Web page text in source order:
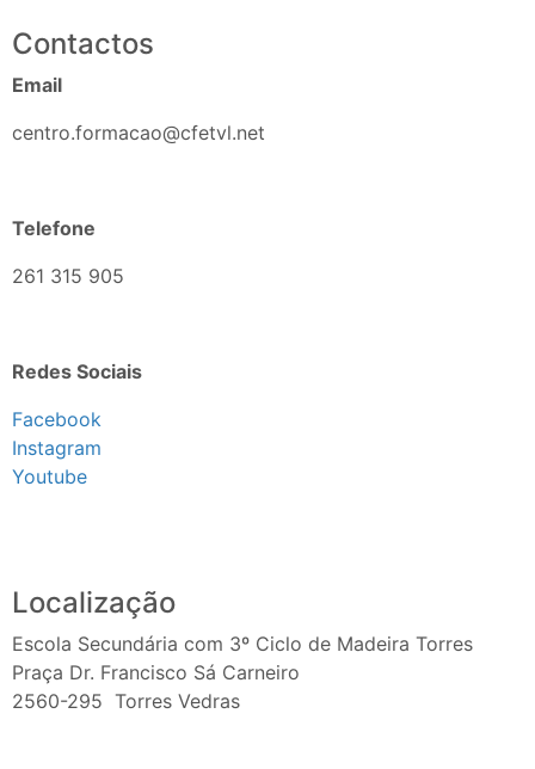
Contactos
Email
centro.formacao@cfetvl.net
Telefone
261 315 905
Redes Sociais
Facebook
Instagram
Youtube
Localização
Escola Secundária com 3º Ciclo de Madeira Torres
Praça Dr. Francisco Sá Carneiro
2560-295 Torres Vedras